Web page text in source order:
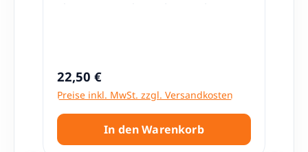
cepillo. Filter nicht demontierbar, kann
aber mit der Bürste gereinigt werden.
Regulärer Preis:
22,50 €
Preise inkl. MwSt. zzgl. Versandkosten
In den Warenkorb